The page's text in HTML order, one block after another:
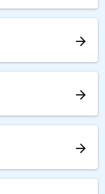
arrow_forward
arrow_forward
arrow_forward